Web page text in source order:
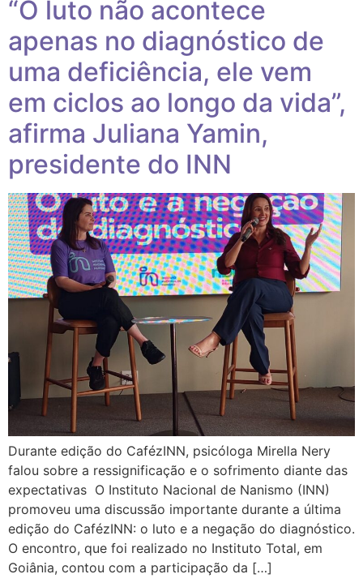
“O luto não acontece
apenas no diagnóstico de
uma deficiência, ele vem
em ciclos ao longo da vida”,
afirma Juliana Yamin,
presidente do INN
Durante edição do CafézINN, psicóloga Mirella Nery
falou sobre a ressignificação e o sofrimento diante das
expectativas O Instituto Nacional de Nanismo (INN)
promoveu uma discussão importante durante a última
edição do CafézINN: o luto e a negação do diagnóstico.
O encontro, que foi realizado no Instituto Total, em
Goiânia, contou com a participação da […]